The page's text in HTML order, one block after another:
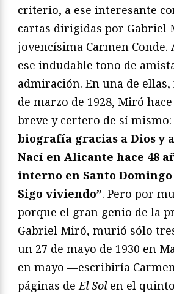
criterio, a ese interesante
cartas dirigidas por Gabriel
jovencísima Carmen Conde.
ese indudable tono de
admiración. En una de ellas,
de marzo de 1928, Miró
breve y certero de sí mismo:
biografía gracias a Dios y
Nací en Alicante hace 48
interno en Santo
Sigo viviendo”. Pero por
porque el gran genio de la
Gabriel Miró, murió sólo
un 27 de mayo de 1930 en
en mayo —escribiría
páginas deEl Solen el